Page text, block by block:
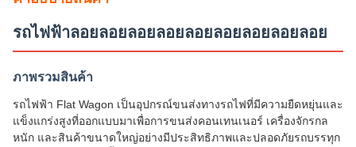
รถไฟฟ้าลอยลอยลอยลอยลอยลอยลอยลอยลอย
ภาพรวมสินค้า
รถไฟฟ้า Flat Wagon เป็นอุปกรณ์ขนส่งทางรถไฟที่มีความยืดหยุ่นและ
แข็งแกร่งสูงที่ออกแบบมาเพื่อการขนส่งคอนเทนเนอร์ เครื่องจักรกล
หนัก และสินค้าขนาดใหญ่อย่างมีประสิทธิภาพและปลอดภัยรถบรรทุก